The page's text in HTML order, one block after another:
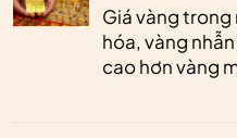
Giá vàng trong
hóa, vàng
cao hơn vàng